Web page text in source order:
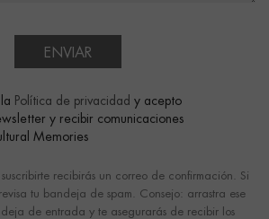
ENVIAR
Política de privacidad y acepto
y recibir comunicaciones
Memories
recibirás un correo de confirmación. Si
tu bandeja de spam. Consejo: arrastra ese
de entrada y te asegurarás de recibir los